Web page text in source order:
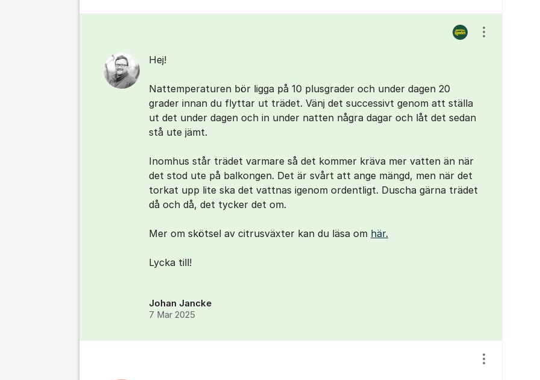
Hej!
Nattemperaturen bör ligga på 10 plusgrader och under dagen 20
grader innan du flyttar ut trädet. Vänj det successivt genom att ställa
ut det under dagen och in under natten några dagar och låt det sedan
stå ute jämt.
Inomhus står trädet varmare så det kommer kräva mer vatten än när
det stod ute på balkongen. Det är svårt att ange mängd, men när det
torkat upp lite ska det vattnas igenom ordentligt. Duscha gärna trädet
då och då, det tycker det om.
Mer om skötsel av citrusväxter kan du läsa om här.
Lycka till!
Johan Jancke
7 Mar 2025
Visa/dölj
Visa/dölj